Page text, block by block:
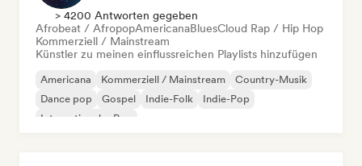
> 4200 Antworten gegeben
Afrobeat / AfropopAmericanaBluesCloud Rap / Hip Hop
Kommerziell / Mainstream
Künstler zu meinen einflussreichen Playlists hinzufügen
Americana Kommerziell / Mainstream
Country-Musik
Dance pop
Gospel Indie-Folk
Indie-Pop
Internationaler Pop